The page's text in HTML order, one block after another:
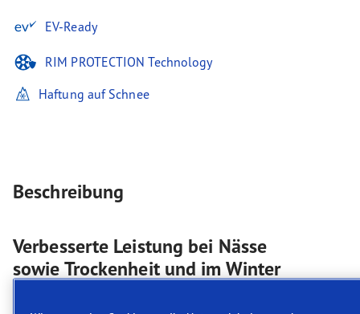
EV-Ready
RIM PROTECTION Technology
Haftung auf Schnee
Beschreibung
Verbesserte Leistung bei Nässe
sowie Trockenheit und im Winter